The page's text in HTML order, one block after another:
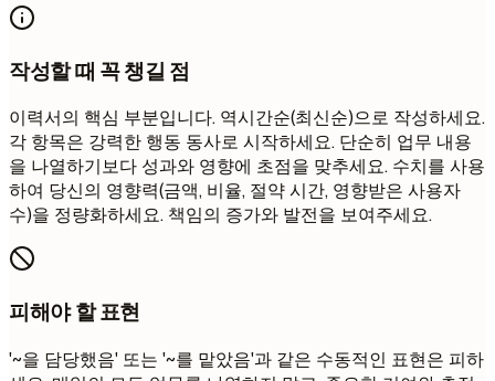
작성할 때 꼭 챙길 점
이력서의 핵심 부분입니다. 역시간순(최신순)으로 작성하세요.
각 항목은 강력한 행동 동사로 시작하세요. 단순히 업무 내용
을 나열하기보다 성과와 영향에 초점을 맞추세요. 수치를 사용
하여 당신의 영향력(금액, 비율, 절약 시간, 영향받은 사용자
수)을 정량화하세요. 책임의 증가와 발전을 보여주세요.
피해야 할 표현
'~을 담당했음' 또는 '~를 맡았음'과 같은 수동적인 표현은 피하